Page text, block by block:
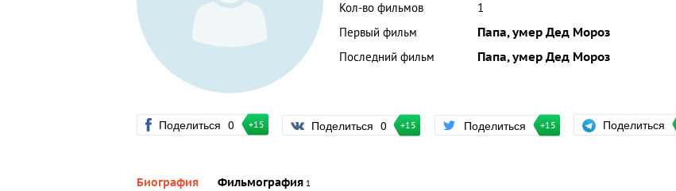
Кол-во фильмов
1
Первый фильм
Папа, умер Дед Мороз
Последний фильм
Папа, умер Дед Мороз
Поделиться 0 +15 Поделиться 0 +15 Поделиться +15 Поделиться
Биография Фильмография 1